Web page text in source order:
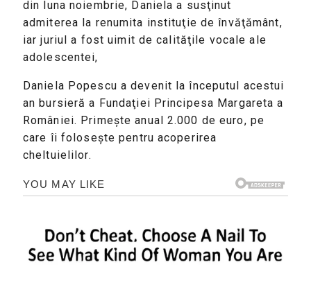
din luna noiembrie, Daniela a susţinut
admiterea la renumita instituţie de învăţământ,
iar juriul a fost uimit de calităţile vocale ale
adolescentei,
Daniela Popescu a devenit la începutul acestui
an bursieră a Fundaţiei Principesa Margareta a
României. Primeşte anual 2.000 de euro, pe
care îi foloseşte pentru acoperirea
cheltuielilor.